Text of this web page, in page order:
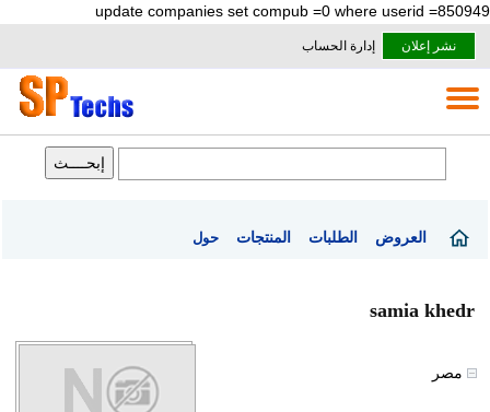
update companies set compub =0 where userid =850949
نشر إعلان إدارة الحساب
العروض الطلبات المنتجات حول
samia khedr
مصر